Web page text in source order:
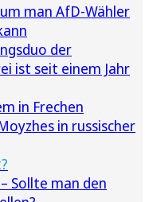
man AfD-Wähler
der
ist seit einem Jahr
in Frechen
in russischer
Sollte man den